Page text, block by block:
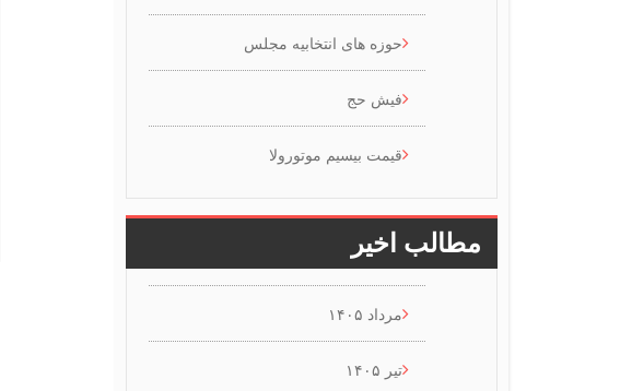
حوزه های انتخابیه مجلس
فیش حج
قیمت بیسیم موتورولا
مطالب اخیر
مرداد ۱۴۰۵
تیر ۱۴۰۵